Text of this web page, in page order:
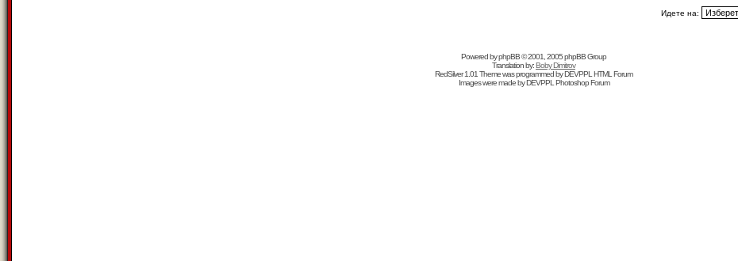
Идете на:
Powered byphpBB© 2001, 2005 phpBB Group
Translation by:Boby Dimitrov
RedSilver 1.01 Theme was programmed byDEVPPL HTML Forum
Images were made byDEVPPL Photoshop Forum